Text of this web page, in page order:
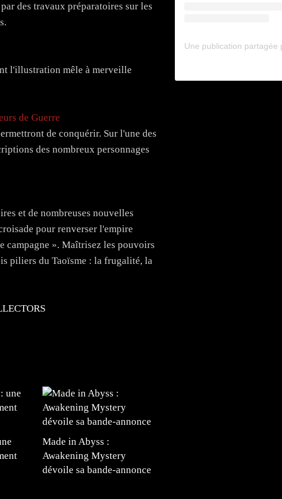
des travaux préparatoires sur les
l'illustration mêle à merveille
de Guerre
de conquérir. Sur l'une des
des nombreux personnages
et de nombreuses nouvelles
pour renverser l'empire
campagne ». Maîtrisez les pouvoirs
piliers du Taoïsme : la frugalité, la
Made in Abyss :
Awakening Mystery
dévoile sa bande-annonce